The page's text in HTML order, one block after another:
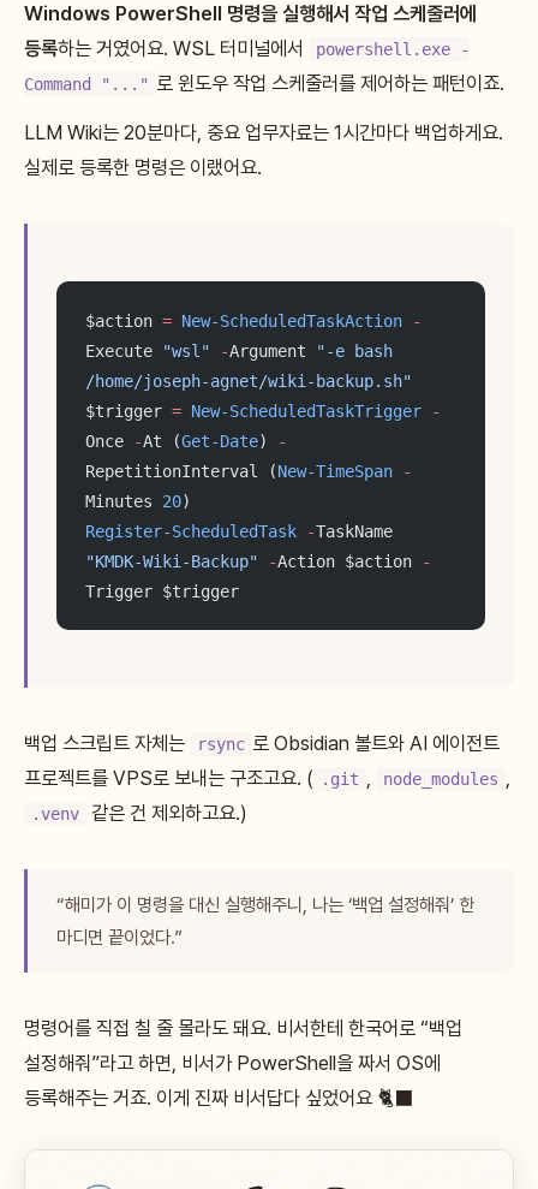
Windows PowerShell 명령을 실행해서 작업 스케줄러에
등록하는 거였어요. WSL 터미널에서
powershell.exe -
Command "..." 로 윈도우 작업 스케줄러를 제어하는 패턴이죠.
LLM Wiki는 20분마다, 중요 업무자료는 1시간마다 백업하게요.
실제로 등록한 명령은 이랬어요.
$action = New-ScheduledTaskAction -
Execute
"wsl" -Argument
"-e bash
/home/joseph-agnet/wiki-backup.sh"
$trigger = New-ScheduledTaskTrigger -
Once
-At (Get-Date)
-
RepetitionInterval (New-TimeSpan -
Minutes 20)
Register-ScheduledTask -
"KMDK-Wiki-Backup" -Action $action
-
Trigger $trigger
백업 스크립트 자체는 rsync 로 Obsidian 볼트와 AI 에이전트
프로젝트를 VPS로 보내는 구조고요. (
.git , node_modules ,
.venv 같은 건 제외하고요.)
“해미가 이 명령을 대신 실행해주니, 나는 ‘백업 설정해줘’ 한
마디면 끝이었다.”
명령어를 직접 칠 줄 몰라도 돼요. 비서한테 한국어로 “백업
설정해줘”라고 하면, 비서가 PowerShell을 짜서 OS에
등록해주는 거죠. 이게 진짜 비서답다 싶었어요 🐈‍⬛